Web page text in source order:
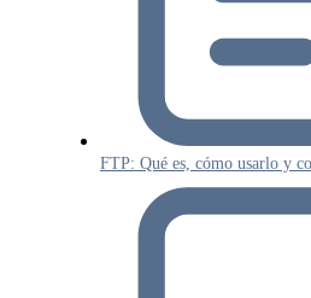
FTP: Qué es, cómo usarlo y